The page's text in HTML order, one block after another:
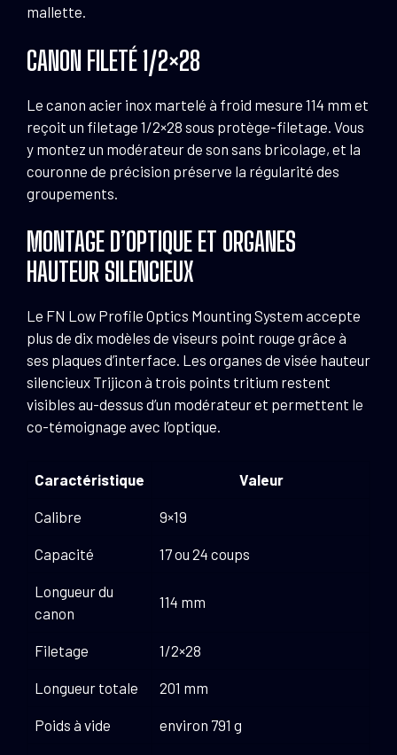
mallette.
CANON FILETÉ 1/2×28
Le canon acier inox martelé à froid mesure 114 mm et
reçoit un filetage 1/2×28 sous protège-filetage. Vous
y montez un modérateur de son sans bricolage, et la
couronne de précision préserve la régularité des
groupements.
MONTAGE D’OPTIQUE ET ORGANES
HAUTEUR SILENCIEUX
Le FN Low Profile Optics Mounting System accepte
plus de dix modèles de viseurs point rouge grâce à
ses plaques d’interface. Les organes de visée hauteur
silencieux Trijicon à trois points tritium restent
visibles au-dessus d’un modérateur et permettent le
co-témoignage avec l’optique.
Caractéristique Valeur
Calibre 9×19
Capacité 17 ou 24 coups
Longueur du
canon
114 mm
Filetage 1/2×28
Longueur totale 201 mm
Poids à vide environ 791 g